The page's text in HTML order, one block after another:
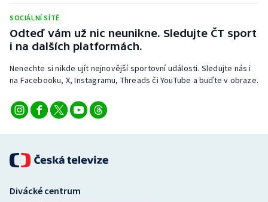
SOCIÁLNÍ SÍTĚ
Odteď vám už nic neunikne. Sledujte ČT sport
i na dalších platformách.
Nenechte si nikde ujít nejnovější sportovní události. Sledujte nás i
na Facebooku, X, Instagramu, Threads či YouTube a buďte v obraze.
Divácké centrum